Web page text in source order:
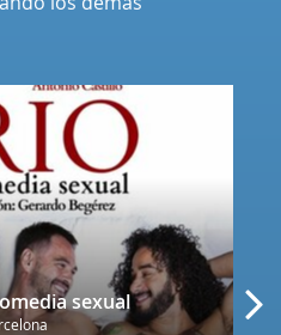
sexual